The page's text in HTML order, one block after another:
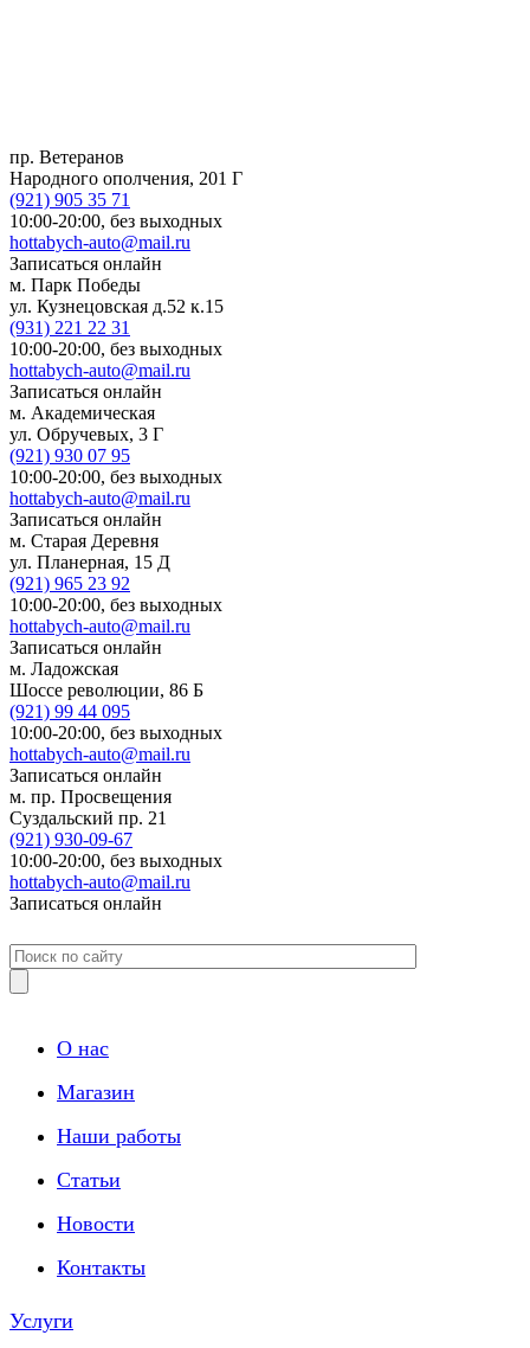
пр. Ветеранов
Народного ополчения, 201 Г
(921) 905 35 71
10:00-20:00, без выходных
hottabych-auto@mail.ru
Записаться онлайн
м. Парк Победы
ул. Кузнецовская д.52 к.15
(931) 221 22 31
10:00-20:00, без выходных
hottabych-auto@mail.ru
Записаться онлайн
м. Академическая
ул. Обручевых, 3 Г
(921) 930 07 95
10:00-20:00, без выходных
hottabych-auto@mail.ru
Записаться онлайн
м. Старая Деревня
ул. Планерная, 15 Д
(921) 965 23 92
10:00-20:00, без выходных
hottabych-auto@mail.ru
Записаться онлайн
м. Ладожская
Шоссе революции, 86 Б
(921) 99 44 095
10:00-20:00, без выходных
hottabych-auto@mail.ru
Записаться онлайн
м. пр. Просвещения
Суздальский пр. 21
(921) 930-09-67
10:00-20:00, без выходных
hottabych-auto@mail.ru
Записаться онлайн
О нас
Магазин
Наши работы
Статьи
Новости
Контакты
Услуги